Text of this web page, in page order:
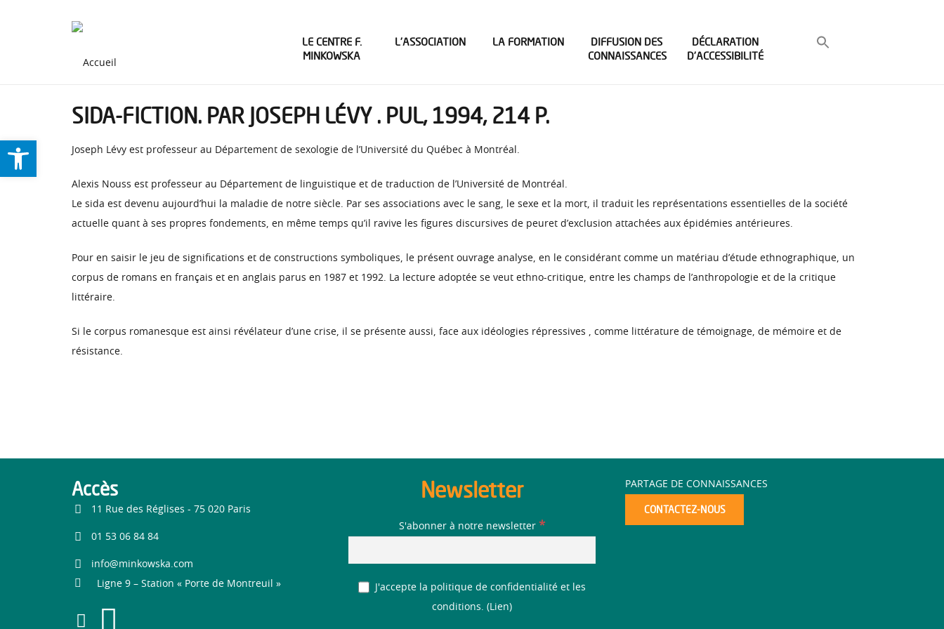
LE CENTRE F.
MINKOWSKA
L’ASSOCIATION LA FORMATION
DIFFUSION DES
CONNAISSANCES
DÉCLARATION
D’ACCESSIBILITÉ
SIDA-FICTION. PAR JOSEPH LÉVY . PUL, 1994, 214 P.
Joseph Lévy est professeur au Département de sexologie de l’Université du Québec à Montréal.
Alexis Nouss est professeur au Département de linguistique et de traduction de l’Université de Montréal.
Le sida est devenu aujourd’hui la maladie de notre siècle. Par ses associations avec le sang, le sexe et la mort, il traduit les représentations essentielles de la société
actuelle quant à ses propres fondements, en même temps qu’il ravive les figures discursives de peuret d’exclusion attachées aux épidémies antérieures.
Pour en saisir le jeu de significations et de constructions symboliques, le présent ouvrage analyse, en le considérant comme un matériau d’étude ethnographique, un
corpus de romans en français et en anglais parus en 1987 et 1992. La lecture adoptée se veut ethno-critique, entre les champs de l’anthropologie et de la critique
littéraire.
Si le corpus romanesque est ainsi révélateur d’une crise, il se présente aussi, face aux idéologies répressives , comme littérature de témoignage, de mémoire et de
résistance.
Accès
11 Rue des Réglises - 75 020 Paris
01 53 06 84 84
info@minkowska.com
Ligne 9 – Station « Porte de Montreuil »
Newsletter
S'abonner à notre newsletter *
J'accepte la politique de confidentialité et les
conditions. ( Lien)
PARTAGE DE CONNAISSANCES
CONTACTEZ-NOUS
Ouvrir la barre d’outils